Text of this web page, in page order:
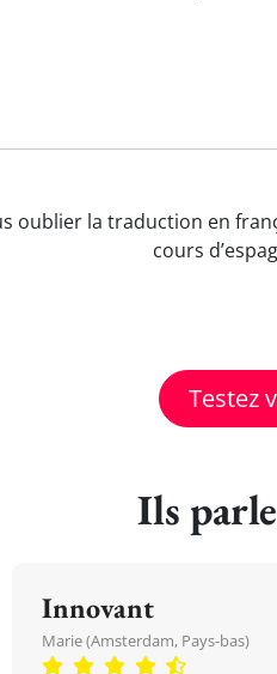
oublier la traduction en
cours
Testez
Ils
Innovant
Marie (Amsterdam, Pays-bas)